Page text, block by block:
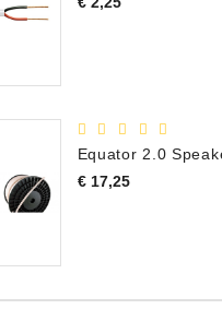
€ 17,25Prijs